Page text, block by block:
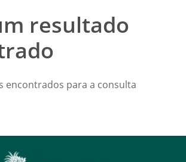
resultado
encontrados para a consulta